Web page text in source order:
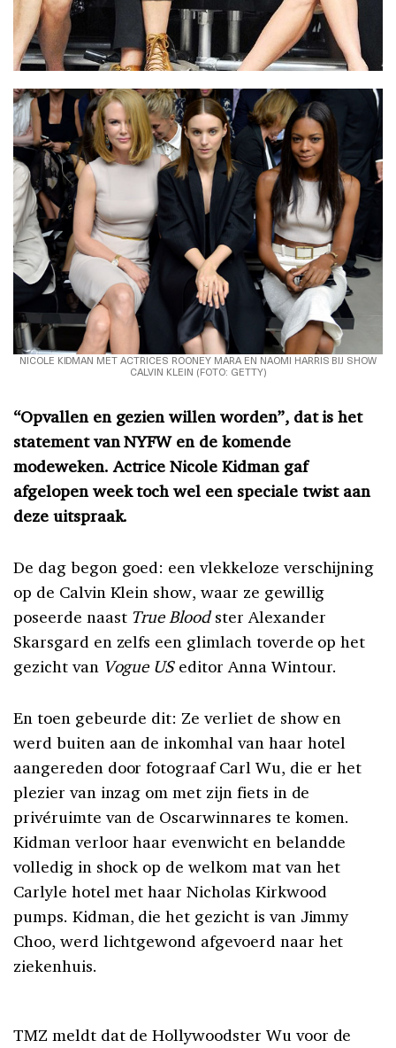
NICOLE KIDMAN MET ACTRICES ROONEY MARA EN NAOMI HARRIS BIJ SHOW
CALVIN KLEIN (FOTO: GETTY)
“Opvallen en gezien willen worden”, dat is het
statement van NYFW en de komende
modeweken. Actrice Nicole Kidman gaf
afgelopen week toch wel een speciale twist aan
deze uitspraak.
De dag begon goed: een vlekkeloze verschijning
op de Calvin Klein show, waar ze gewillig
poseerde naast True Bloodster Alexander
Skarsgard en zelfs een glimlach toverde op het
gezicht van Vogue USeditor Anna Wintour.
En toen gebeurde dit: Ze verliet de show en
werd buiten aan de inkomhal van haar hotel
aangereden door fotograaf Carl Wu, die er het
plezier van inzag om met zijn fiets in de
privéruimte van de Oscarwinnares te komen.
Kidman verloor haar evenwicht en belandde
volledig in shock op de welkom mat van het
Carlyle hotel met haar Nicholas Kirkwood
pumps. Kidman, die het gezicht is van Jimmy
Choo, werd lichtgewond afgevoerd naar het
ziekenhuis.
TMZ meldt dat de Hollywoodster Wu voor de